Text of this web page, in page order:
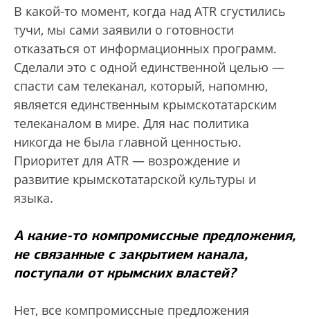
В какой-то момент, когда над ATR сгустились
тучи, мы сами заявили о готовности
отказаться от информационных программ.
Сделали это с одной единственной целью —
спасти сам телеканал, который, напомню,
является единственным крымскотатарским
телеканалом в мире. Для нас политика
никогда не была главной ценностью.
Приоритет для ATR — возрождение и
развитие крымскотатарской культуры и
языка.
А какие-то компромиссные предложения,
не связанные с закрытием канала,
поступали от крымских властей?
Нет, все компромиссные предложения